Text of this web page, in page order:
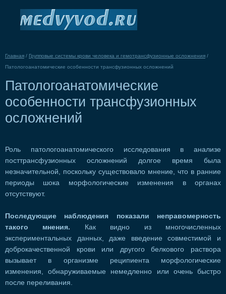
Главная / Групповые системы крови человека и гемотрансфузионные осложнения /
Патологоанатомические особенности трансфузионных осложнений
Патологоанатомические
особенности трансфузионных
осложнений
Роль патологоанатомического исследования в анализе
посттрансфузионных осложнений долгое время была
незначительной, поскольку существовало мнение, что в ранние
периоды шока морфологические изменения в органах
отсутствуют.
Последующие наблюдения показали неправомерность
такого мнения. Как видно из многочисленных
экспериментальных данных, даже введение совместимой и
доброкачественной крови или другого белкового раствора
вызывает в организме реципиента морфологические
изменения, обнаруживаемые немедленно или очень быстро
после переливания.